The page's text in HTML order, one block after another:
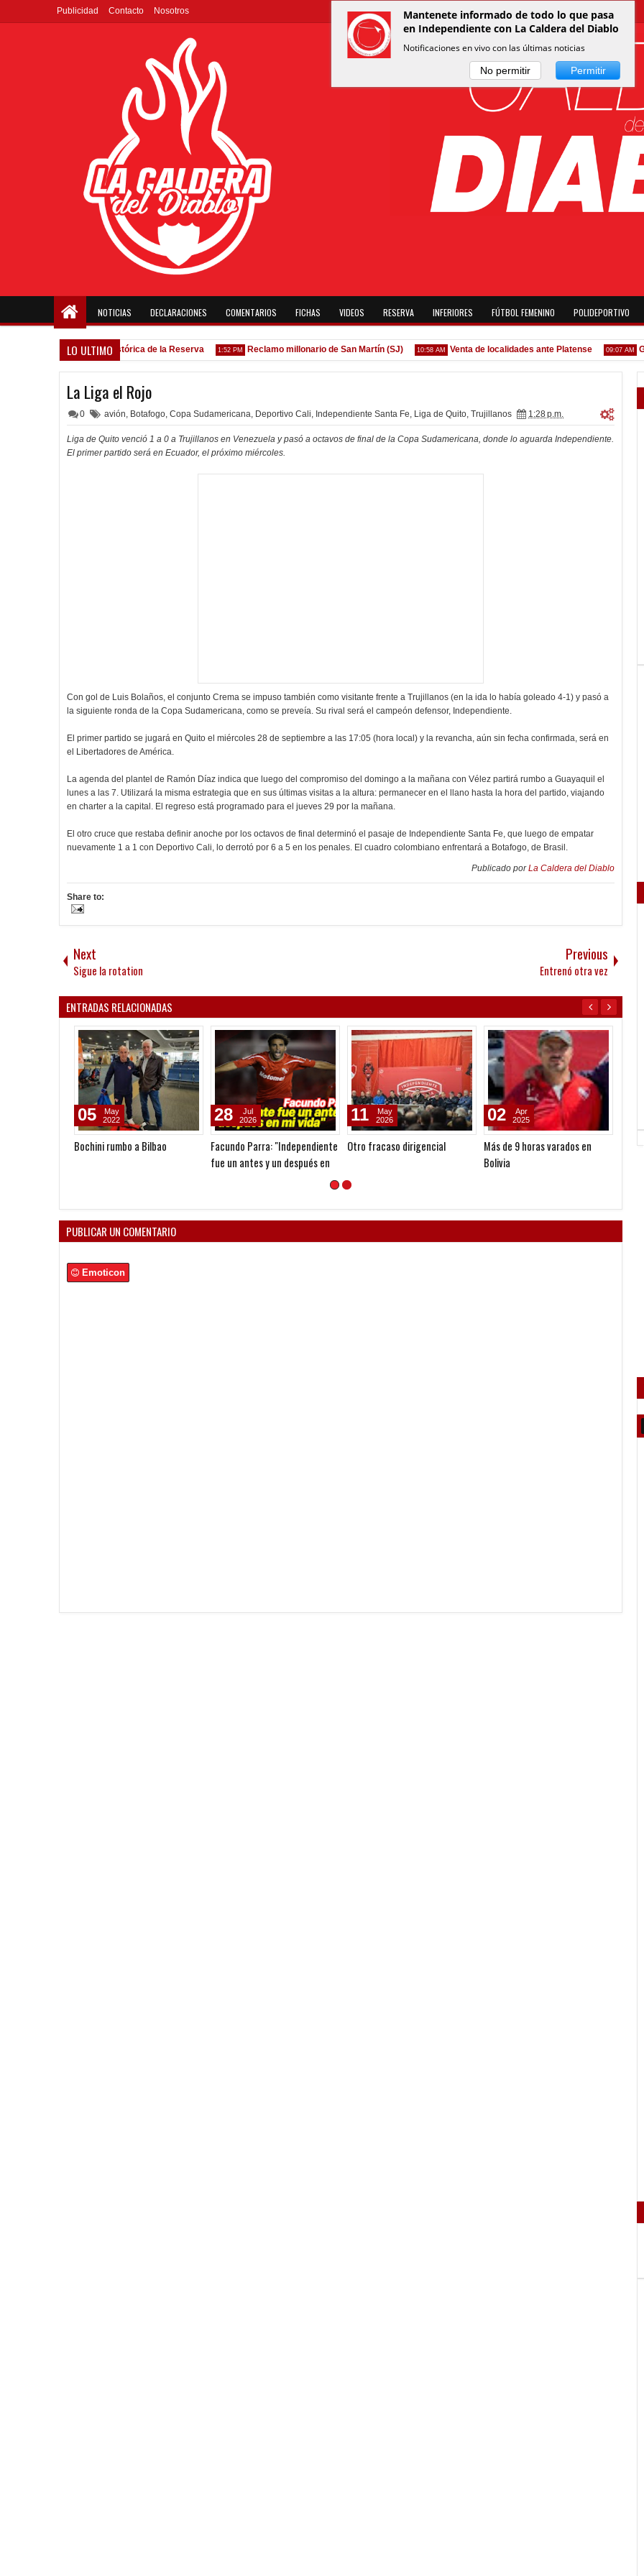
Publicidad Contacto Nosotros
NOTICIAS DECLARACIONES COMENTARIOS FICHAS VIDEOS RESERVA INFERIORES FÚTBOL FEMENINO POLIDEPORTIVO
LO ULTIMO
Goleada histórica de la Reserva 1:52 PM Reclamo millonario de San Martín (SJ) 10:58 AM Venta de localidades ante Platense 09:07 AM
La Liga el Rojo
0 avión, Botafogo, Copa Sudamericana, Deportivo Cali, Independiente Santa Fe, Liga de Quito, Trujillanos 1:28 p.m.
Liga de Quito venció 1 a 0 a Trujillanos en Venezuela y pasó a octavos de final de la Copa Sudamericana, donde lo aguarda Independiente.
El primer partido será en Ecuador, el próximo miércoles.
Con gol de Luis Bolaños, el conjunto Crema se impuso también como visitante frente a Trujillanos (en la ida lo había goleado 4-1) y pasó a
la siguiente ronda de la Copa Sudamericana, como se preveía. Su rival será el campeón defensor, Independiente.
El primer partido se jugará en Quito el miércoles 28 de septiembre a las 17:05 (hora local) y la revancha, aún sin fecha confirmada, será en
el Libertadores de América.
La agenda del plantel de Ramón Díaz indica que luego del compromiso del domingo a la mañana con Vélez partirá rumbo a Guayaquil el
lunes a las 7. Utilizará la misma estrategia que en sus últimas visitas a la altura: permanecer en el llano hasta la hora del partido, viajando
en charter a la capital. El regreso está programado para el jueves 29 por la mañana.
El otro cruce que restaba definir anoche por los octavos de final determinó el pasaje de Independiente Santa Fe, que luego de empatar
nuevamente 1 a 1 con Deportivo Cali, lo derrotó por 6 a 5 en los penales. El cuadro colombiano enfrentará a Botafogo, de Brasil.
Publicado porLa Caldera del Diablo
Share to:
Next
Sigue la rotation
Previous
Entrenó otra vez
ENTRADAS RELACIONADAS
Más de 9 horas varados en
02
Apr
2025
Papelón: Amistoso suspendido
14
Jan
2025
Viajaron a Córdoba
13
Sep
2024
Único Rey
11
Nov
2023
Se
PUBLICAR UN COMENTARIO
Emoticon
Mantenete informado de todo lo que pasa
en Independiente con La Caldera del Diablo
Notificaciones en vivo con las últimas noticias
No permitir Permitir